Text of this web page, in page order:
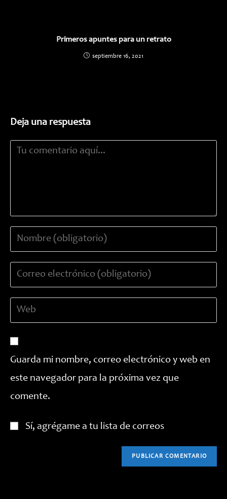
Primeros apuntes para un retrato
septiembre 16, 2021
Deja una respuesta
Comentario
usuario
para
de
para
comentar
(opcional)
Guarda mi nombre, correo electrónico y web en
este navegador para la próxima vez que
comente.
Sí, agrégame a tu lista de correos